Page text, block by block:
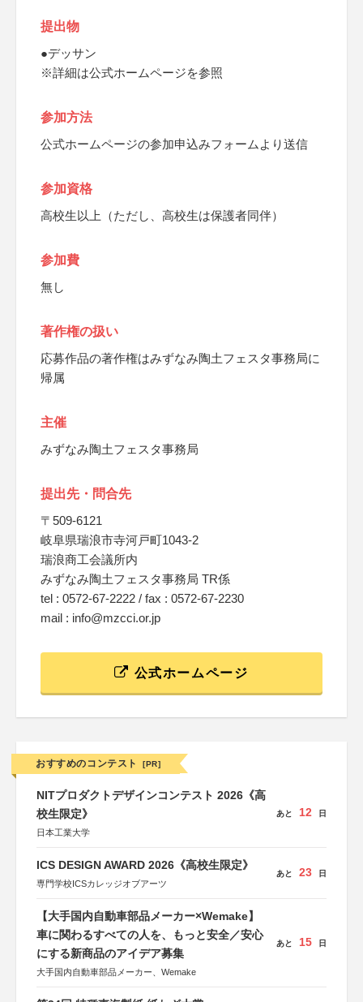
提出物
●デッサン
※詳細は公式ホームページを参照
参加方法
公式ホームページの参加申込みフォームより送信
参加資格
高校生以上（ただし、高校生は保護者同伴）
参加費
無し
著作権の扱い
応募作品の著作権はみずなみ陶土フェスタ事務局に
帰属
主催
みずなみ陶土フェスタ事務局
提出先・問合先
〒509-6121
岐阜県瑞浪市寺河戸町1043-2
瑞浪商工会議所内
みずなみ陶土フェスタ事務局 TR係
tel : 0572-67-2222 / fax : 0572-67-2230
mail : info@mzcci.or.jp
公式ホームページ
おすすめのコンテスト [PR]
NITプロダクトデザインコンテスト 2026《高
校生限定》
日本工業大学
あと 12 日
ICS DESIGN AWARD 2026《高校生限定》
専門学校ICSカレッジオブアーツ
あと 23 日
【大手国内自動車部品メーカー×Wemake】
車に関わるすべての人を、もっと安全／安心
にする新商品のアイデア募集
大手国内自動車部品メーカー、Wemake
あと 15 日